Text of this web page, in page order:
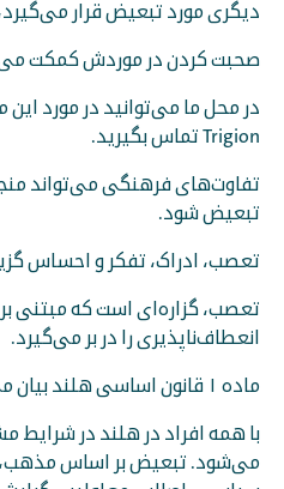
دیگری مورد تبعیض قرار
صحبت کردن در موردش کمکت
Trigion تماس بگیرید.
تفاوت‌های فرهنگی می‌تواند
تبعیض شود.
تعصب، ادراک، تفکر و احساس
تعصب، گزاره‌ای است که مبتنی
انعطاف‌ناپذیری را در بر می‌گیرد.
ماده ۱ قانون اساسی هلند بیان می‌کند:
با همه افراد در هلند در شرایط
می‌شود. تبعیض بر اساس